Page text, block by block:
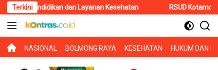
Langsung
ke
konten
Terkini
Pendidikan dan Layanan Kesehatan RSUD Kotamobagu
BERANDA
NASIONAL BOLMONG RAYA KESEHATAN HUKUM DAN